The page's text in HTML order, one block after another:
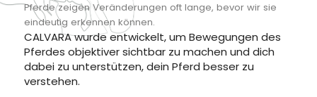
Pferde zeigen Veränderungen oft lange, bevor wir sie
eindeutig erkennen können.
CALVARA wurde entwickelt, um Bewegungen des
Pferdes objektiver sichtbar zu machen und dich
dabei zu unterstützen, dein Pferd besser zu
verstehen.